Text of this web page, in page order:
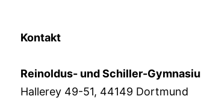
Kontakt
Reinoldus- und Schiller-
Hallerey 49-51, 44149 Dortmund